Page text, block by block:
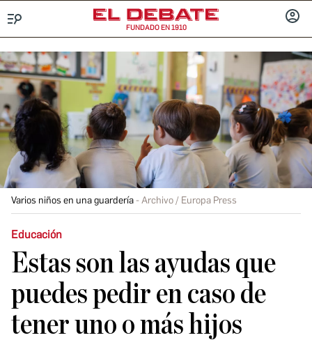
FUNDADO EN 1910
Varios niños en una guardería Archivo / Europa Press
Educación
Estas son las ayudas que
puedes pedir en caso de
tener uno o más hijos